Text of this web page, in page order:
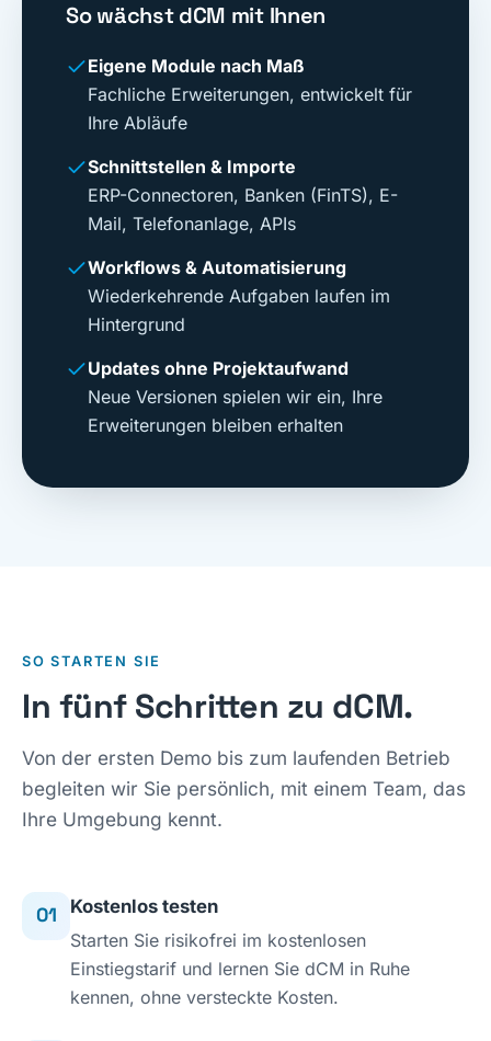
So wächst dCM mit Ihnen
Eigene Module nach Maß
Fachliche Erweiterungen, entwickelt für
Ihre Abläufe
Schnittstellen & Importe
ERP-Connectoren, Banken (FinTS), E-
Mail, Telefonanlage, APIs
Workflows & Automatisierung
Wiederkehrende Aufgaben laufen im
Hintergrund
Updates ohne Projektaufwand
Neue Versionen spielen wir ein, Ihre
Erweiterungen bleiben erhalten
SO STARTEN SIE
In fünf Schritten zu dCM.
Von der ersten Demo bis zum laufenden Betrieb
begleiten wir Sie persönlich, mit einem Team, das
Ihre Umgebung kennt.
01
Kostenlos testen
Starten Sie risikofrei im kostenlosen
Einstiegstarif und lernen Sie dCM in Ruhe
kennen, ohne versteckte Kosten.